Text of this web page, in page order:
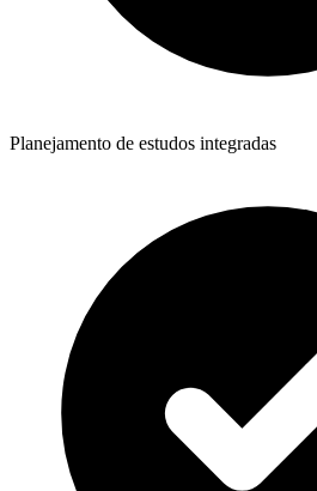
Planejamento de estudos integradas